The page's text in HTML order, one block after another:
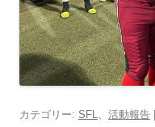
カテゴリー: SFL、 活動報告